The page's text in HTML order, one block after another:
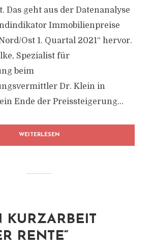
Das geht aus der Datenanalyse
Immobilienpreise
Ost 1. Quartal 2021“ hervor.
Spezialist für
beim
Dr. Klein in
Ende der Preissteigerung...
WEITERLESEN
KURZARBEIT
RENTE“